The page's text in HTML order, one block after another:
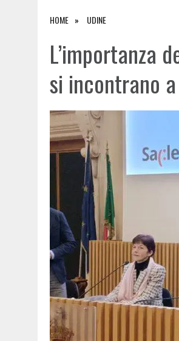
HOME UDINE
L’importanza
si incontrano